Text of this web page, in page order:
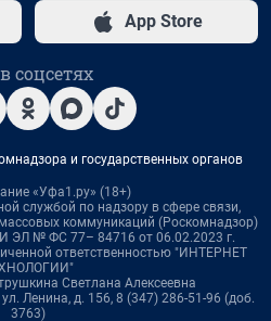
App Store
соцсетях
и государственных органов
«Уфа1.ру» (18+)
службой по надзору в сфере связи,
коммуникаций (Роскомнадзор)
ЭЛ № ФС 77– 84716 от 06.02.2023 г.
ответственностью "ИНТЕРНЕТ
Светлана Алексеевна
Ленина, д. 156, 8 (347) 286-51-96 (доб.
3763)